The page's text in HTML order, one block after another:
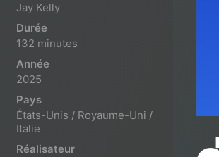
Jay Kelly
Durée
132 minutes
Année
2025
Pays
États-Unis / Royaume-Uni /
Italie
Réalisateur